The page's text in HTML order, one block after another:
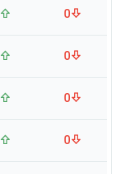
0
0
0
0